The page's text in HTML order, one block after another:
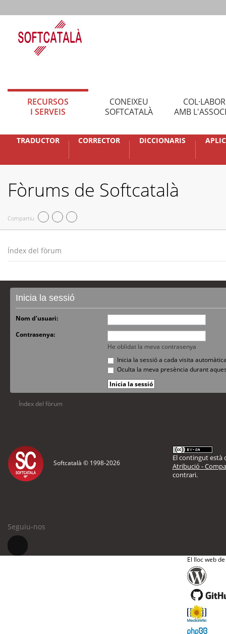
RECURSOS
I SERVEIS
CONEIXEU
SOFTCATALÀ
AMB
TRADUCTOR CORRECTOR DICCIONARIS
Fòrums de Softcatalà
Compartiu
Índex del fòrum
Inicia la sessió
Nom d’usuari:
Contrasenya:
He oblidat la meva contrasenya
Inicia la sessió a cada visita
Oculta la meva presència durant
Índex del fòrum
Softcatalà © 1998-2026
El contingut està
Atribució -
contrari.
Seguiu-nos
El lloc web